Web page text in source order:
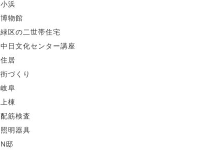
小浜
博物館
緑区の二世帯住宅
中日文化センター講座
住居
街づくり
岐阜
上棟
配筋検査
照明器具
N邸